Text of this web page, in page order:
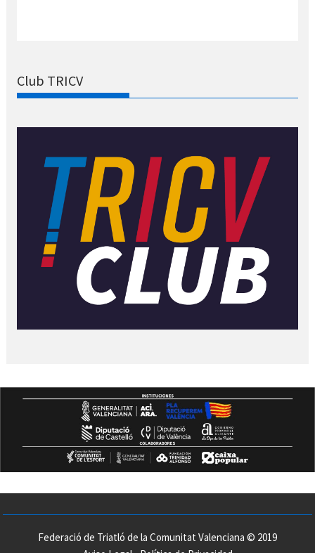
Club TRICV
Federació de Triatló de la Comunitat Valenciana © 2019